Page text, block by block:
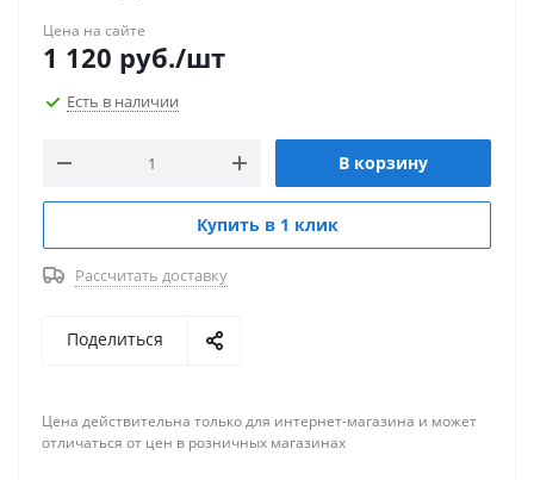
Цена на сайте
1 120 руб./шт
Есть в наличии
В корзину
Купить в 1 клик
Рассчитать доставку
Поделиться
Цена действительна только для интернет-магазина и может
отличаться от цен в розничных магазинах